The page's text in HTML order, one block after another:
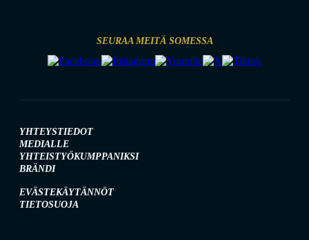
SEURAA MEITÄ SOMESSA
YHTEYSTIEDOT
MEDIALLE
YHTEISTYÖKUMPPANIKSI
BRÄNDI
EVÄSTEKÄYTÄNNÖT
TIETOSUOJA